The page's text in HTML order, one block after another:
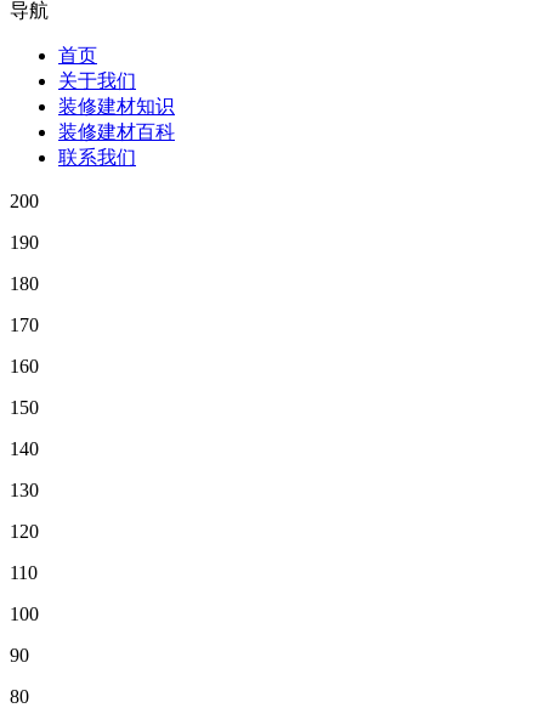
导航
首页
关于我们
装修建材知识
装修建材百科
联系我们
200
190
180
170
160
150
140
130
120
110
100
90
80